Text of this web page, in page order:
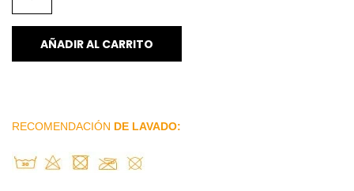
AÑADIR AL CARRITO
RECOMENDACIÓN DE LAVADO: